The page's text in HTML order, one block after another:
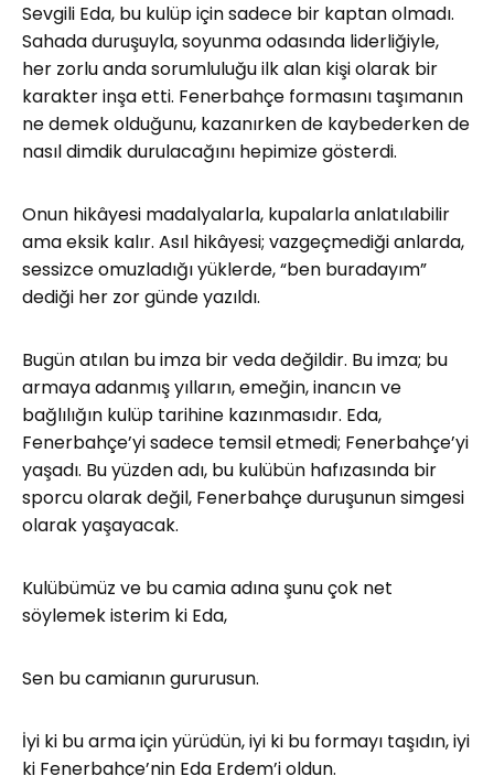
Sevgili Eda, bu kulüp için sadece bir kaptan olmadı.
Sahada duruşuyla, soyunma odasında liderliğiyle,
her zorlu anda sorumluluğu ilk alan kişi olarak bir
karakter inşa etti. Fenerbahçe formasını taşımanın
ne demek olduğunu, kazanırken de kaybederken de
nasıl dimdik durulacağını hepimize gösterdi.
Onun hikâyesi madalyalarla, kupalarla anlatılabilir
ama eksik kalır. Asıl hikâyesi; vazgeçmediği anlarda,
sessizce omuzladığı yüklerde, “ben buradayım”
dediği her zor günde yazıldı.
Bugün atılan bu imza bir veda değildir. Bu imza; bu
armaya adanmış yılların, emeğin, inancın ve
bağlılığın kulüp tarihine kazınmasıdır. Eda,
Fenerbahçe’yi sadece temsil etmedi; Fenerbahçe’yi
yaşadı. Bu yüzden adı, bu kulübün hafızasında bir
sporcu olarak değil, Fenerbahçe duruşunun simgesi
olarak yaşayacak.
Kulübümüz ve bu camia adına şunu çok net
söylemek isterim ki Eda,
Sen bu camianın gururusun.
İyi ki bu arma için yürüdün, iyi ki bu formayı taşıdın, iyi
ki Fenerbahçe’nin Eda Erdem’i oldun.